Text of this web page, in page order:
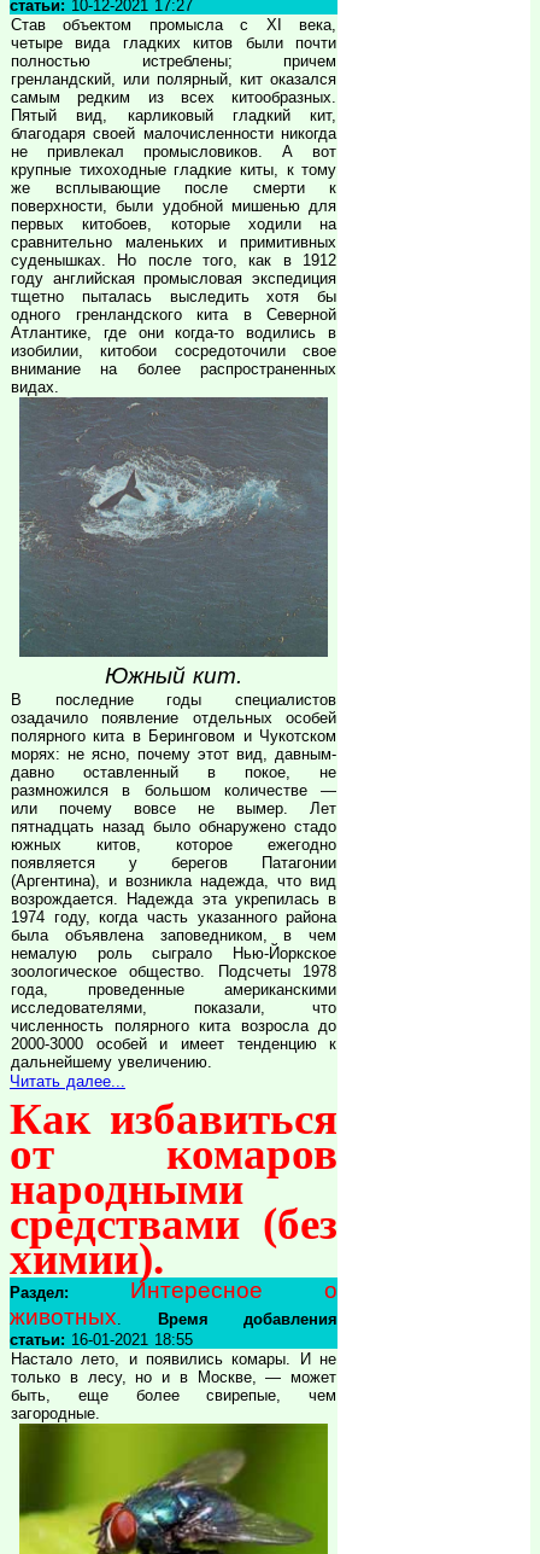
статьи: 10-12-2021 17:27
Став объектом промысла с XI века,
четыре вида гладких китов были почти
полностью истреблены; причем
гренландский, или полярный, кит оказался
самым редким из всех китообразных.
Пятый вид, карликовый гладкий кит,
благодаря своей малочисленности никогда
не привлекал промысловиков. А вот
крупные тихоходные гладкие киты, к тому
же всплывающие после смерти к
поверхности, были удобной мишенью для
первых китобоев, которые ходили на
сравнительно маленьких и примитивных
суденышках. Но после того, как в 1912
году английская промысловая экспедиция
тщетно пыталась выследить хотя бы
одного гренландского кита в Северной
Атлантике, где они когда-то водились в
изобилии, китобои сосредоточили свое
внимание на более распространенных
видах.
Южный кит.
В последние годы специалистов
озадачило появление отдельных особей
полярного кита в Беринговом и Чукотском
морях: не ясно, почему этот вид, давным-
давно оставленный в покое, не
размножился в большом количестве —
или почему вовсе не вымер. Лет
пятнадцать назад было обнаружено стадо
южных китов, которое ежегодно
появляется у берегов Патагонии
(Аргентина), и возникла надежда, что вид
возрождается. Надежда эта укрепилась в
1974 году, когда часть указанного района
была объявлена заповедником, в чем
немалую роль сыграло Нью-Йоркское
зоологическое общество. Подсчеты 1978
года, проведенные американскими
исследователями, показали, что
численность полярного кита возросла до
2000-3000 особей и имеет тенденцию к
дальнейшему увеличению.
Читать далее...
Как избавиться
от комаров
народными
средствами (без
химии).
Раздел:
Интересное о
животных
Время добавления
статьи: 16-01-2021 18:55
Настало лето, и появились комары. И не
только в лесу, но и в Москве, — может
быть, еще более свирепые, чем
загородные.